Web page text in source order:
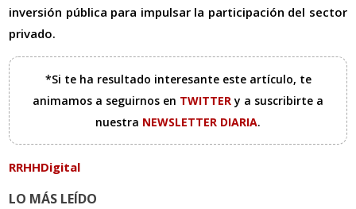
inversión pública para impulsar la participación del sector
privado.
*Si te ha resultado interesante este artículo, te
animamos a seguirnos en TWITTERy a suscribirte a
nuestra NEWSLETTER DIARIA.
RRHHDigital
LO MÁS LEÍDO